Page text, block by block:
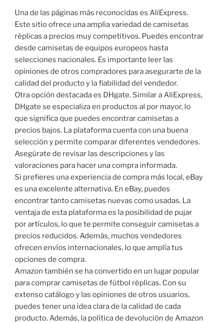
Una de las páginas más reconocidas es AliExpress.
Este sitio ofrece una amplia variedad de camisetas
réplicas a precios muy competitivos. Puedes encontrar
desde camisetas de equipos europeos hasta
selecciones nacionales. Es importante leer las
opiniones de otros compradores para asegurarte de la
calidad del producto y la fiabilidad del vendedor.
Otra opción destacada es DHgate. Similar a AliExpress,
DHgate se especializa en productos al por mayor, lo
que significa que puedes encontrar camisetas a
precios bajos. La plataforma cuenta con una buena
selección y permite comparar diferentes vendedores.
Asegúrate de revisar las descripciones y las
valoraciones para hacer una compra informada.
Si prefieres una experiencia de compra más local, eBay
es una excelente alternativa. En eBay, puedes
encontrar tanto camisetas nuevas como usadas. La
ventaja de esta plataforma es la posibilidad de pujar
por artículos, lo que te permite conseguir camisetas a
precios reducidos. Además, muchos vendedores
ofrecen envíos internacionales, lo que amplía tus
opciones de compra.
Amazon también se ha convertido en un lugar popular
para comprar camisetas de fútbol réplicas. Con su
extenso catálogo y las opiniones de otros usuarios,
puedes tener una idea clara de la calidad de cada
producto. Además, la política de devolución de Amazon